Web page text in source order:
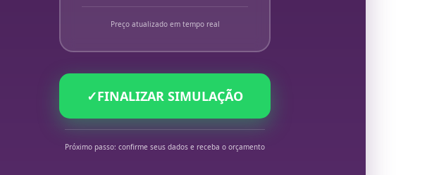
Preço atualizado em tempo real
✓FINALIZAR SIMULAÇÃO
Próximo passo: confirme seus dados e receba o orçamento